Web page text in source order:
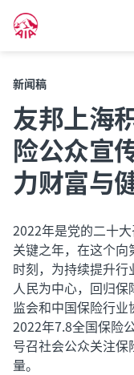
新闻稿
友邦上海
险公众宣
力财富与
2022年是党的二十
关键之年，在这个
时刻，为持续提升
人民为中心，回归
监会和中国保险行
2022年7.8全国保险
号召社会公众关注
量。